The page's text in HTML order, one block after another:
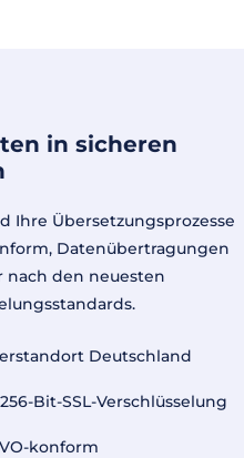
in sicheren
Ihre Übersetzungsprozesse
Datenübertragungen
nach den neuesten
Deutschland
Bit-SSL-Verschlüsselung
konform